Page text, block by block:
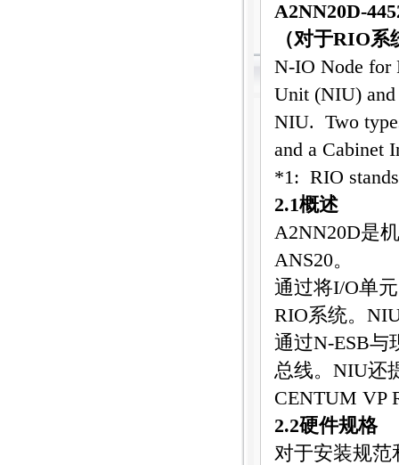
A2NN20D-
（对于RIO系
N-IO Node for
Unit (NIU) and
NIU. Two
and a Cabinet
*1: RIO
2.1概述
A2NN20D是
ANS20。
通过将I/O单
RIO系统。
通过N-ESB与
总线。 NIU还
CENTUM VP
2.2硬件规格
对于安装规范